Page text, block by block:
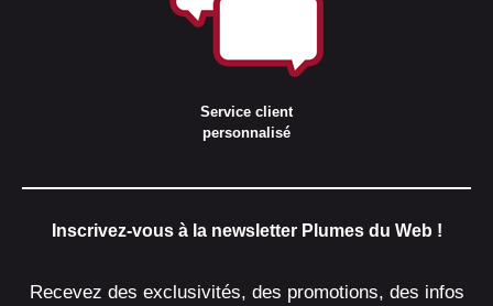
Service client
personnalisé
Inscrivez-vous à la newsletter Plumes du Web !
Recevez des exclusivités, des promotions, des infos